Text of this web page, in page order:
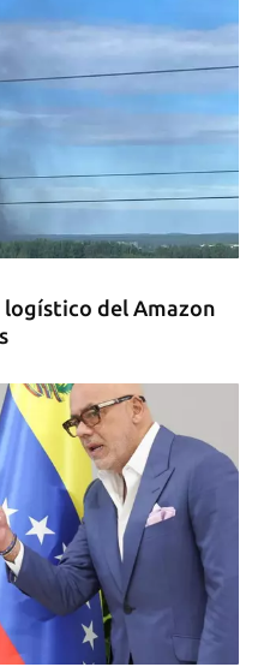
del Amazon